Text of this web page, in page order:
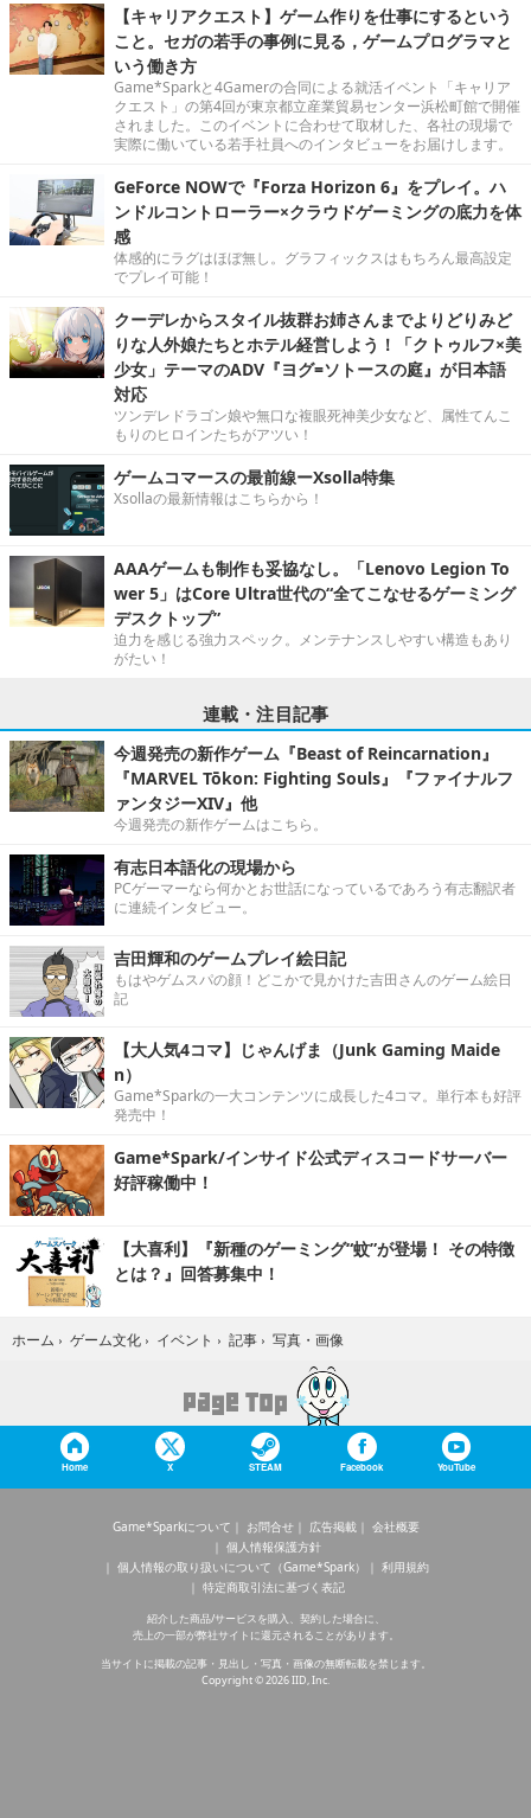
【キャリアクエスト】ゲーム作りを仕事にするという
こと。セガの若手の事例に見る，ゲームプログラマと
いう働き方
Game*Sparkと4Gamerの合同による就活イベント「キャリア
クエスト」の第4回が東京都立産業貿易センター浜松町館で開催
されました。このイベントに合わせて取材した、各社の現場で
実際に働いている若手社員へのインタビューをお届けします。
GeForce NOWで『Forza Horizon 6』をプレイ。ハ
ンドルコントローラー×クラウドゲーミングの底力を体
感
体感的にラグはほぼ無し。グラフィックスはもちろん最高設定
でプレイ可能！
クーデレからスタイル抜群お姉さんまでよりどりみど
りな人外娘たちとホテル経営しよう！「クトゥルフ×美
少女」テーマのADV『ヨグ=ソトースの庭』が日本語
対応
ツンデレドラゴン娘や無口な複眼死神美少女など、属性てんこ
もりのヒロインたちがアツい！
ゲームコマースの最前線ーXsolla特集
Xsollaの最新情報はこちらから！
AAAゲームも制作も妥協なし。「Lenovo Legion To
wer 5」はCore Ultra世代の“全てこなせるゲーミング
デスクトップ”
迫力を感じる強力スペック。メンテナンスしやすい構造もあり
がたい！
連載・注目記事
今週発売の新作ゲーム『Beast of Reincarnation』
『MARVEL Tōkon: Fighting Souls』『ファイナルフ
ァンタジーXIV』他
今週発売の新作ゲームはこちら。
有志日本語化の現場から
PCゲーマーなら何かとお世話になっているであろう有志翻訳者
に連続インタビュー。
吉田輝和のゲームプレイ絵日記
もはやゲムスパの顔！どこかで見かけた吉田さんのゲーム絵日
記
【大人気4コマ】じゃんげま（Junk Gaming Maide
n）
Game*Sparkの一大コンテンツに成長した4コマ。単行本も好評
発売中！
Game*Spark/インサイド公式ディスコードサーバー
好評稼働中！
【大喜利】『新種のゲーミング“蚊”が登場！ その特徴
とは？』回答募集中！
ホーム › ゲーム文化 › イベント › 記事 › 写真・画像
Home X STEAM Facebook YouTube
Game*Sparkについて お問合せ 広告掲載
会社概要
個人情報保護方針
個人情報の取り扱いについて（Game*Spark）
利用規約
特定商取引法に基づく表記
紹介した商品/サービスを購入、契約した場合に、
売上の一部が弊社サイトに還元されることがあります。
当サイトに掲載の記事・見出し・写真・画像の無断転載を禁じます。
Copyright © 2026 IID, Inc.